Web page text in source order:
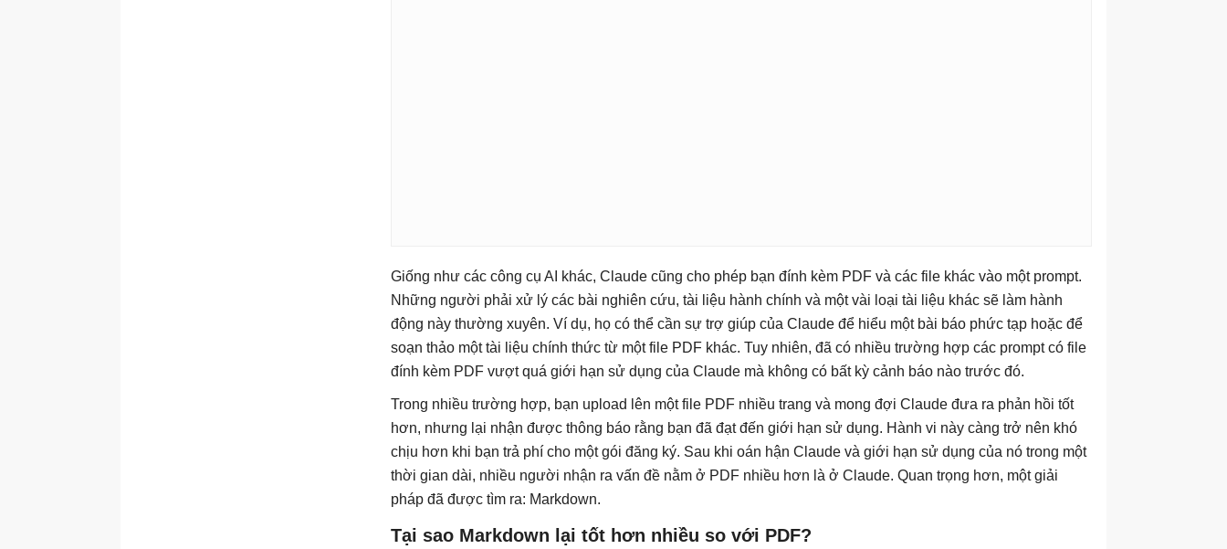
Giống như các công cụ AI khác, Claude cũng cho phép bạn đính kèm PDF và các file khác vào một prompt.
Những người phải xử lý các bài nghiên cứu, tài liệu hành chính và một vài loại tài liệu khác sẽ làm hành
động này thường xuyên. Ví dụ, họ có thể cần sự trợ giúp của Claude để hiểu một bài báo phức tạp hoặc để
soạn thảo một tài liệu chính thức từ một file PDF khác. Tuy nhiên, đã có nhiều trường hợp các prompt có file
đính kèm PDF vượt quá giới hạn sử dụng của Claude mà không có bất kỳ cảnh báo nào trước đó.
Trong nhiều trường hợp, bạn upload lên một file PDF nhiều trang và mong đợi Claude đưa ra phản hồi tốt
hơn, nhưng lại nhận được thông báo rằng bạn đã đạt đến giới hạn sử dụng. Hành vi này càng trở nên khó
chịu hơn khi bạn trả phí cho một gói đăng ký. Sau khi oán hận Claude và giới hạn sử dụng của nó trong một
thời gian dài, nhiều người nhận ra vấn đề nằm ở PDF nhiều hơn là ở Claude. Quan trọng hơn, một giải
pháp đã được tìm ra: Markdown.
Tại sao Markdown lại tốt hơn nhiều so với PDF?